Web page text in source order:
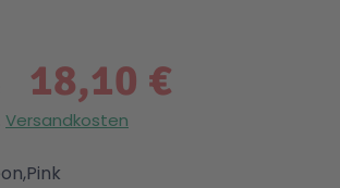
18,10 €
Versandkosten